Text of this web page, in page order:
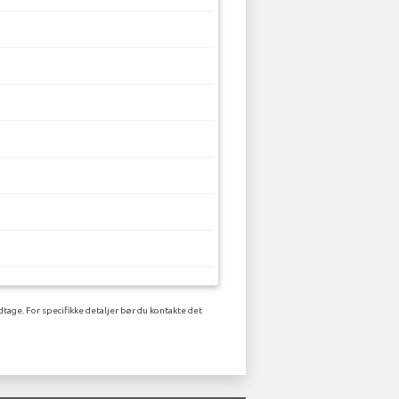
For specifikke detaljer bør du kontakte det